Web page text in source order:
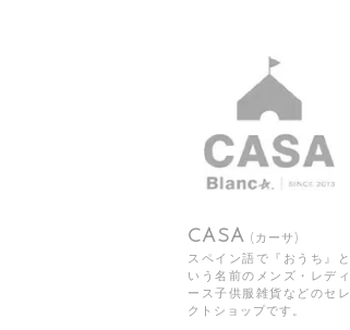
CASA (カーサ)
スペイン語で『おうち』と
いう名前のメンズ・レディ
ース子供服雑貨などのセレ
クトショップです。